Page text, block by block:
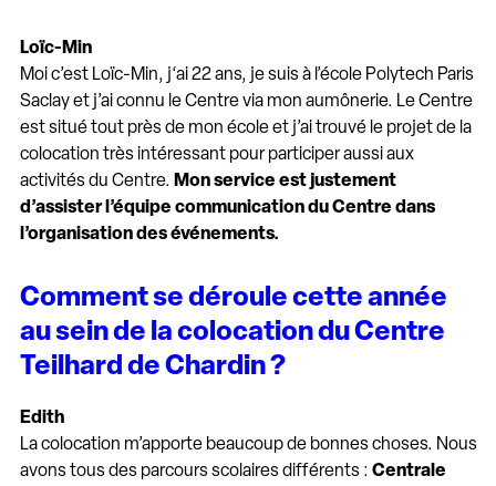
Loïc-Min
Moi c’est Loïc-Min, j‘ai 22 ans, je suis à l’école Polytech Paris
Saclay et j’ai connu le Centre via mon aumônerie. Le Centre
est situé tout près de mon école et j’ai trouvé le projet de la
colocation très intéressant pour participer aussi aux
activités du Centre. Mon service est justement
d’assister l’équipe communication du Centre dans
l’organisation des événements.
Comment se déroule cette année
au sein de la colocation du Centre
Teilhard de Chardin ?
Edith
La colocation m’apporte beaucoup de bonnes choses. Nous
avons tous des parcours scolaires différents : Centrale